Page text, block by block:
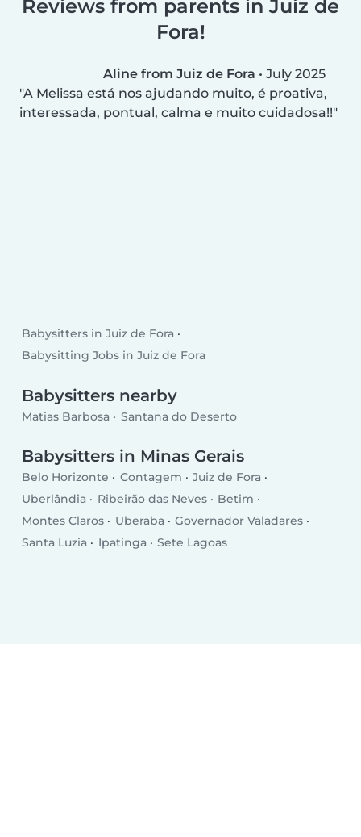
Reviews from parents in Juiz de
Fora!
Aline from Juiz de Fora • July 2025
A Melissa está nos ajudando muito, é proativa,
interessada, pontual, calma e muito cuidadosa!!
Babysitters in Juiz de Fora
Babysitting Jobs in Juiz de Fora
Babysitters nearby
Matias Barbosa Santana do Deserto
Babysitters in Minas Gerais
Belo Horizonte Contagem
Juiz de Fora
Uberlândia
Ribeirão das Neves
Betim
Montes Claros
Uberaba
Governador Valadares
Santa Luzia
Ipatinga Sete Lagoas